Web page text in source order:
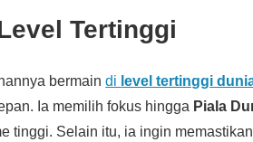
Tertinggi
bermaindi level tertinggi
Ia memilih fokus hingga Piala
tinggi. Selain itu, ia ingin